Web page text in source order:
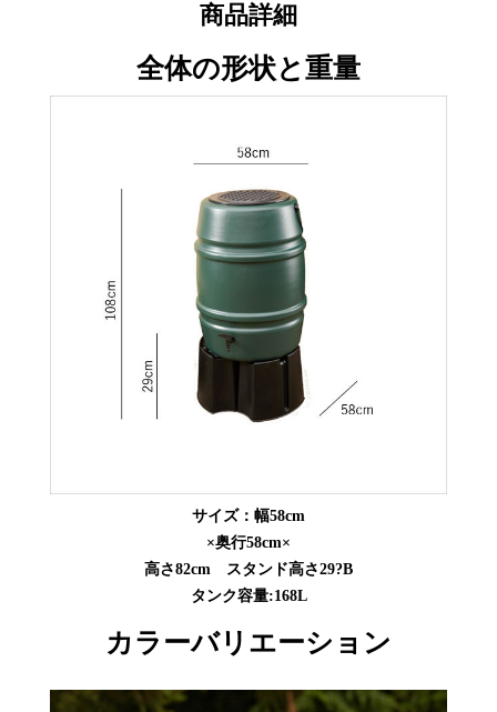
商品詳細
全体の形状と重量
サイズ：幅58cm
×奥行58cm×
高さ82cm スタンド高さ29?B
タンク容量:168L
カラーバリエーション